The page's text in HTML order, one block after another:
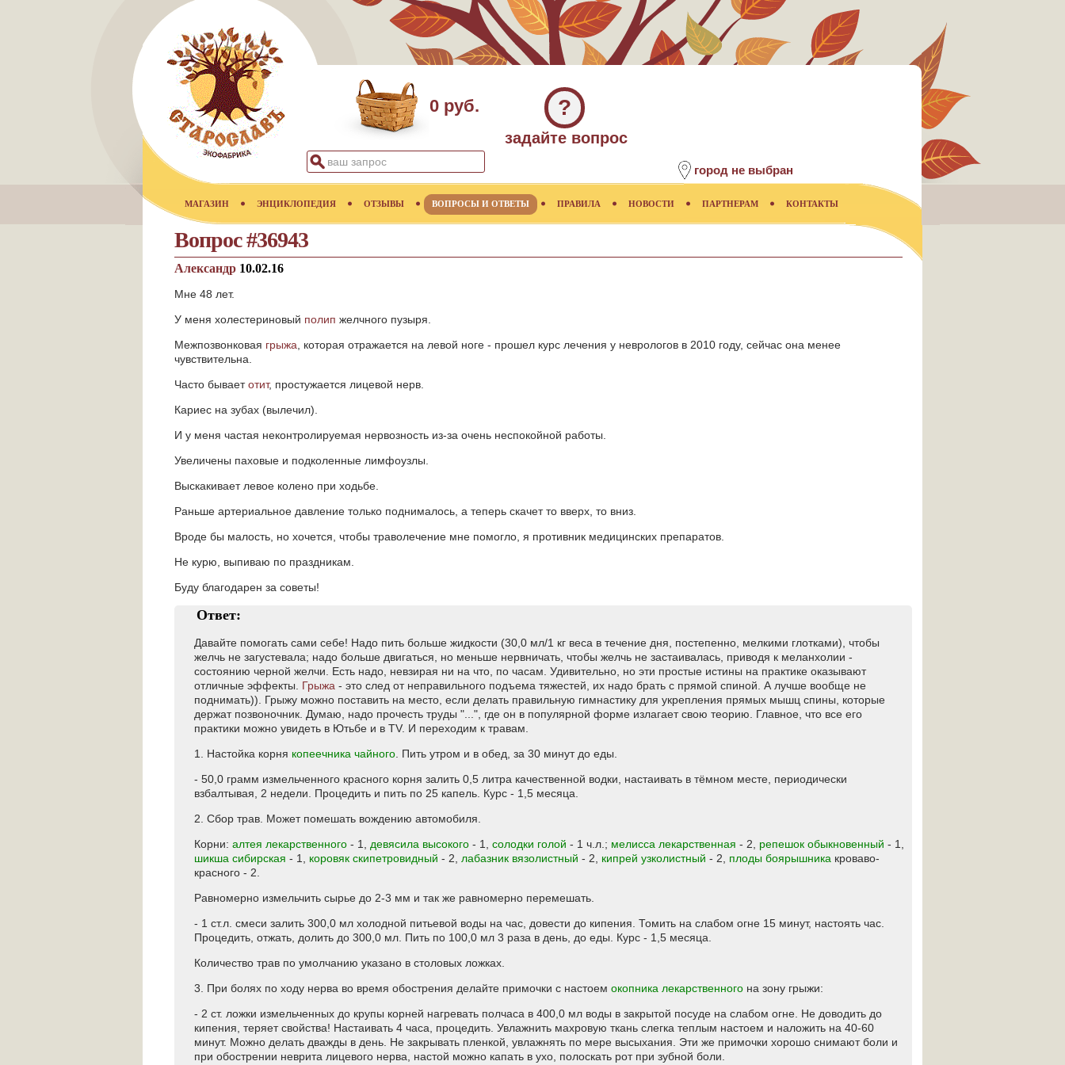
0 руб. ?
задайте вопрос
город не выбран
МАГАЗИН ЭНЦИКЛОПЕДИЯ ОТЗЫВЫ ВОПРОСЫ И ОТВЕТЫ ПРАВИЛА НОВОСТИ ПАРТНЕРАМ КОНТАКТЫ
Вопрос #36943
Александр 10.02.16
Мне 48 лет.
У меня холестериновый полип желчного пузыря.
Межпозвонковая грыжа , которая отражается на левой ноге - прошел курс лечения у неврологов в 2010 году, сейчас она менее
чувствительна.
Часто бываетотит, простужается лицевой нерв.
Кариес на зубах (вылечил).
И у меня частая неконтролируемая нервозность из-за очень неспокойной работы.
Увеличены паховые и подколенные лимфоузлы.
Выскакивает левое колено при ходьбе.
Раньше артериальное давление только поднималось, а теперь скачет то вверх, то вниз.
Вроде бы малость, но хочется, чтобы траволечение мне помогло, я противник медицинских препаратов.
Не курю, выпиваю по праздникам.
Буду благодарен за советы!
Ответ:
Давайте помогать сами себе! Надо пить больше жидкости (30,0 мл/1 кг веса в течение дня, постепенно, мелкими глотками), чтобы
желчь не загустевала; надо больше двигаться, но меньше нервничать, чтобы желчь не застаивалась, приводя к меланхолии -
состоянию черной желчи. Есть надо, невзирая ни на что, по часам. Удивительно, но эти простые истины на практике оказывают
отличные эффекты. Грыжа - это след от неправильного подъема тяжестей, их надо брать с прямой спиной. А лучше вообще не
поднимать)). Грыжу можно поставить на место, если делать правильную гимнастику для укрепления прямых мышц спины, которые
держат позвоночник. Думаю, надо прочесть труды "...", где он в популярной форме излагает свою теорию. Главное, что все его
практики можно увидеть в Ютьбе и в TV. И переходим к травам.
1. Настойка корня копеечника чайного . Пить утром и в обед, за 30 минут до еды.
- 50,0 грамм измельченного красного корня залить 0,5 литра качественной водки, настаивать в тёмном месте, периодически
взбалтывая, 2 недели. Процедить и пить по 25 капель. Курс - 1,5 месяца.
2. Сбор трав. Может помешать вождению автомобиля.
Корни: алтея лекарственного - 1, девясила высокого - 1, солодки голой - 1 ч.л.; мелисса лекарственная - 2, репешок обыкновенный - 1,
шикша сибирская - 1, коровяк скипетровидный - 2, лабазник вязолистный - 2, кипрей узколистный - 2, плоды боярышника кроваво-
красного - 2.
Равномерно измельчить сырье до 2-3 мм и так же равномерно перемешать.
- 1 ст.л. смеси залить 300,0 мл холодной питьевой воды на час, довести до кипения. Томить на слабом огне 15 минут, настоять час.
Процедить, отжать, долить до 300,0 мл. Пить по 100,0 мл 3 раза в день, до еды. Курс - 1,5 месяца.
Количество трав по умолчанию указано в столовых ложках.
3. При болях по ходу нерва во время обострения делайте примочки с настоем окопника лекарственного на зону грыжи:
- 2 ст. ложки измельченных до крупы корней нагревать полчаса в 400,0 мл воды в закрытой посуде на слабом огне. Не доводить до
кипения, теряет свойства! Настаивать 4 часа, процедить. Увлажнить махровую ткань слегка теплым настоем и наложить на 40-60
минут. Можно делать дважды в день. Не закрывать пленкой, увлажнять по мере высыхания. Эти же примочки хорошо снимают боли и
при обострении неврита лицевого нерва, настой можно капать в ухо, полоскать рот при зубной боли.